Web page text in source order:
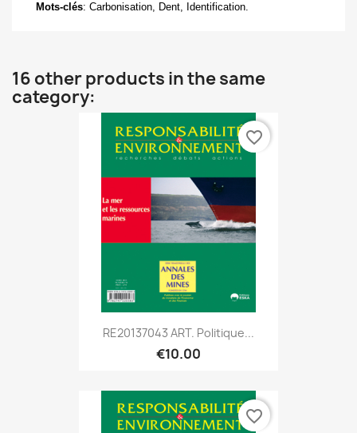
Mots-clés: Carbonisation, Dent, Identification.
16 other products in the same
category:
RE20137043 ART. Politique...
€10.00
favorite_border
favorite_border